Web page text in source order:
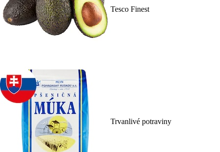
Tesco Finest
Trvanlivé potraviny